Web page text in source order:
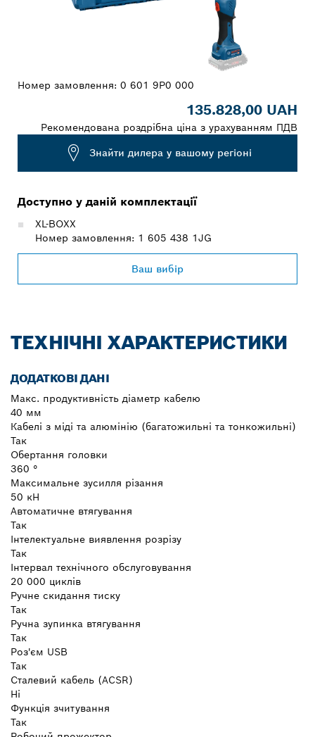
Номер замовлення: 0 601 9P0 000
135.828,00 UAH
Рекомендована роздрібна ціна з урахуванням ПДВ
Знайти дилера у вашому регіоні
Доступно у даній комплектації
XL-BOXX
Номер замовлення: 1 605 438 1JG
Ваш вибір
ТЕХНІЧНІ ХАРАКТЕРИСТИКИ
ДОДАТКОВІ ДАНІ
Макс. продуктивність діаметр кабелю
40 мм
Кабелі з міді та алюмінію (багатожильні та тонкожильні)
Так
Обертання головки
360 °
Максимальне зусилля різання
50 кН
Автоматичне втягування
Так
Інтелектуальне виявлення розрізу
Так
Інтервал технічного обслуговування
20 000 циклів
Ручне скидання тиску
Так
Ручна зупинка втягування
Так
Роз'єм USB
Так
Сталевий кабель (ACSR)
Ні
Функція зчитування
Так